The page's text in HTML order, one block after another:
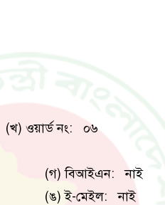
(খ) ওয়ার্ড নং: ০৬
(গ) বিআইএন: নাই
(ঙ) ই-মেইল: নাই